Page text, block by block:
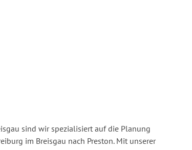
sind wir spezialisiert auf die Planung
im Breisgau nach Preston. Mit unserer